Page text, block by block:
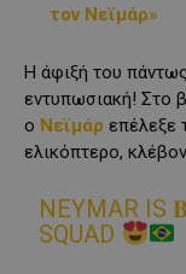
τον Νεϊμάρ»
Η άφιξή του
εντυπωσιακή! Στο
ο Νεϊμάρ επέλεξε
ελικόπτερο,
NEYMAR IS
SQUAD